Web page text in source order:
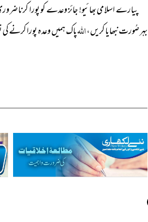
پیارے اسلامی بھائیو! جائز وعدے کو پورا کرنا
بہر صُورت نبھایا کریں،اللہپاک ہمیں وعدہ پورا کرنے